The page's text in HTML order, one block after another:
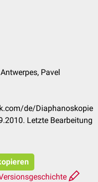
Pavel
de/Diaphanoskopie
Letzte Bearbeitung